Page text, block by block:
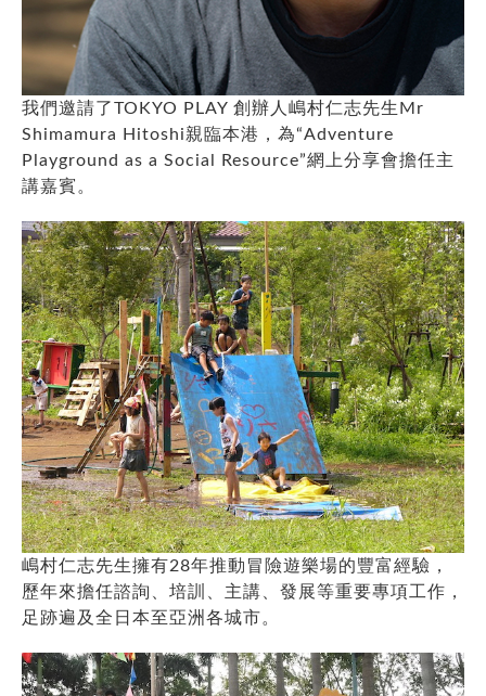
我們邀請了TOKYO PLAY 創辦人嶋村仁志先生Mr
Shimamura Hitoshi親臨本港，為“Adventure
Playground as a Social Resource”網上分享會擔任主
講嘉賓。
嶋村仁志先生擁有28年推動冒險遊樂場的豐富經驗，
歷年來擔任諮詢、培訓、主講、發展等重要專項工作，
足跡遍及全日本至亞洲各城市。